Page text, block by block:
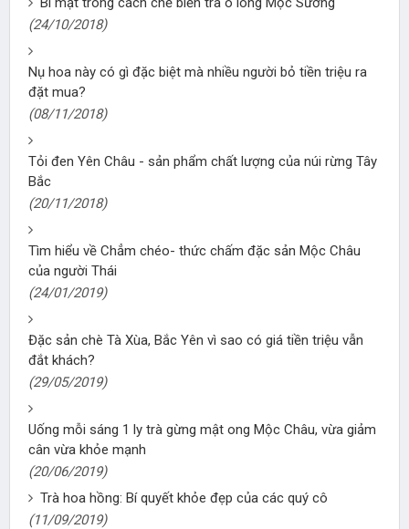
(24/10/2018)
Nụ hoa này có gì đặc biệt mà nhiều người bỏ tiền triệu ra
đặt mua?
(08/11/2018)
Tỏi đen Yên Châu - sản phẩm chất lượng của núi rừng Tây
Bắc
(20/11/2018)
Tìm hiểu về Chẳm chéo- thức chấm đặc sản Mộc Châu
của người Thái
(24/01/2019)
Đặc sản chè Tà Xùa, Bắc Yên vì sao có giá tiền triệu vẫn
đắt khách?
(29/05/2019)
Uống mỗi sáng 1 ly trà gừng mật ong Mộc Châu, vừa giảm
cân vừa khỏe mạnh
(20/06/2019)
Trà hoa hồng: Bí quyết khỏe đẹp của các quý cô
(11/09/2019)